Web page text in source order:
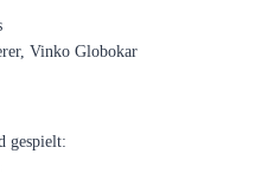
Vinko Globokar
gespielt: